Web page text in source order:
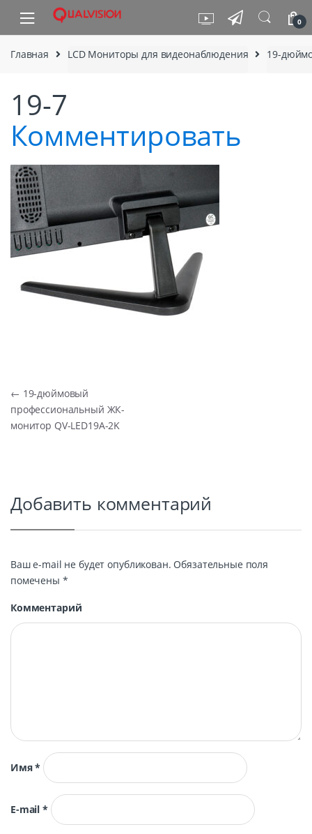
Skip to navigation
Skip to content
0
Главная LCD Мониторы для видеонаблюдения 19-
19-7
Комментировать
Навигация по записям
← 19-дюймовый
профессиональный ЖК-
монитор QV-LED19A-2K
Добавить комментарий
Ваш e-mail не будет опубликован. Обязательные поля
помечены *
Комментарий
Имя*
E-mail*